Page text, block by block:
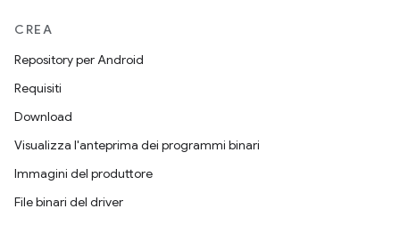
CREA
Repository per Android
Requisiti
Download
Visualizza l'anteprima dei programmi binari
Immagini del produttore
File binari del driver